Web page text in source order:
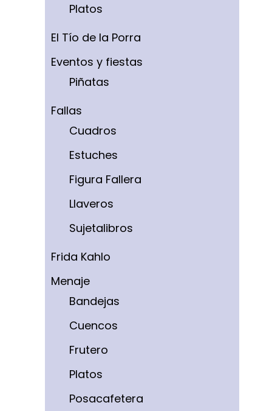
Platos
El Tío de la Porra
Eventos y fiestas
Piñatas
Fallas
Cuadros
Estuches
Figura Fallera
Llaveros
Sujetalibros
Frida Kahlo
Menaje
Bandejas
Cuencos
Frutero
Platos
Posacafetera